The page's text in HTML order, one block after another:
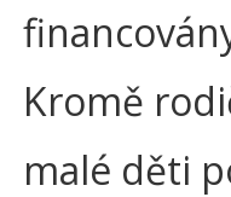
Kromě
malé děti